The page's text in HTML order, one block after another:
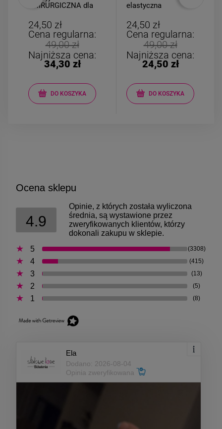
CHIRURGICZNA dla
24,50 zł
Cena regularna:
49,00 zł
Najniższa cena:
34,30 zł
DO KOSZYKA
elastyczna
24,50 zł
Cena regularna:
49,00 zł
Najniższa cena:
24,50 zł
DO KOSZYKA
Ocena sklepu
4.9
Opinie, z których została wyliczona
średnia, są wystawione przez
zweryfikowanych klientów, którzy
dokonali zakupu w sklepie.
5
(3308)
4 (415)
3 (13)
2 (5)
1 (8)
Ela
Dodano: 2026-08-04
Opinia zweryfikowana